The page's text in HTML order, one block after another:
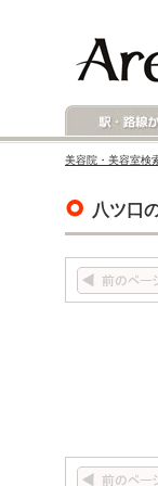
美容院・美容室検
八ツ口